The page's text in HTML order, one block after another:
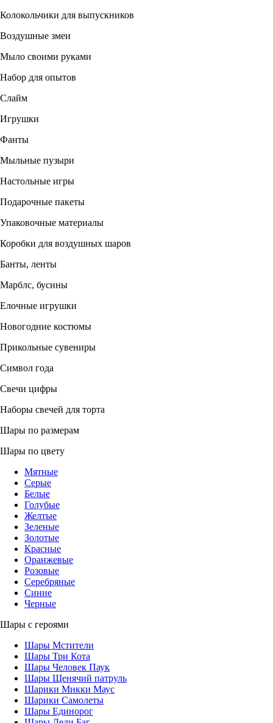
Колокольчики для выпускников
Воздушные змеи
Мыло своими руками
Набор для опытов
Слайм
Игрушки
Фанты
Мыльные пузыри
Настольные игры
Подарочные пакеты
Упаковочные материалы
Коробки для воздушных шаров
Банты, ленты
Марблс, бусины
Елочные игрушки
Новогодние костюмы
Прикольные сувениры
Символ года
Свечи цифры
Наборы свечей для торта
Шары по размерам
Шары по цвету
Мятные
Серые
Белые
Голубые
Желтые
Зеленые
Золотые
Красные
Оранжевые
Розовые
Серебряные
Синие
Черные
Шары с героями
Шары Мстители
Шары Три Кота
Шары Человек Паук
Шары Щенячий патруль
Шарики Микки Маус
Шарики Самолеты
Шары Единорог